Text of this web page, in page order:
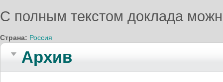
С полным текстом доклада
Страна: Россия
Архив